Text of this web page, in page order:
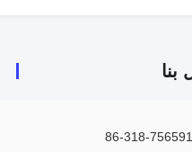
بنا
86-318-